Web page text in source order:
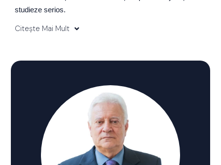
studieze serios.
Citește Mai Mult